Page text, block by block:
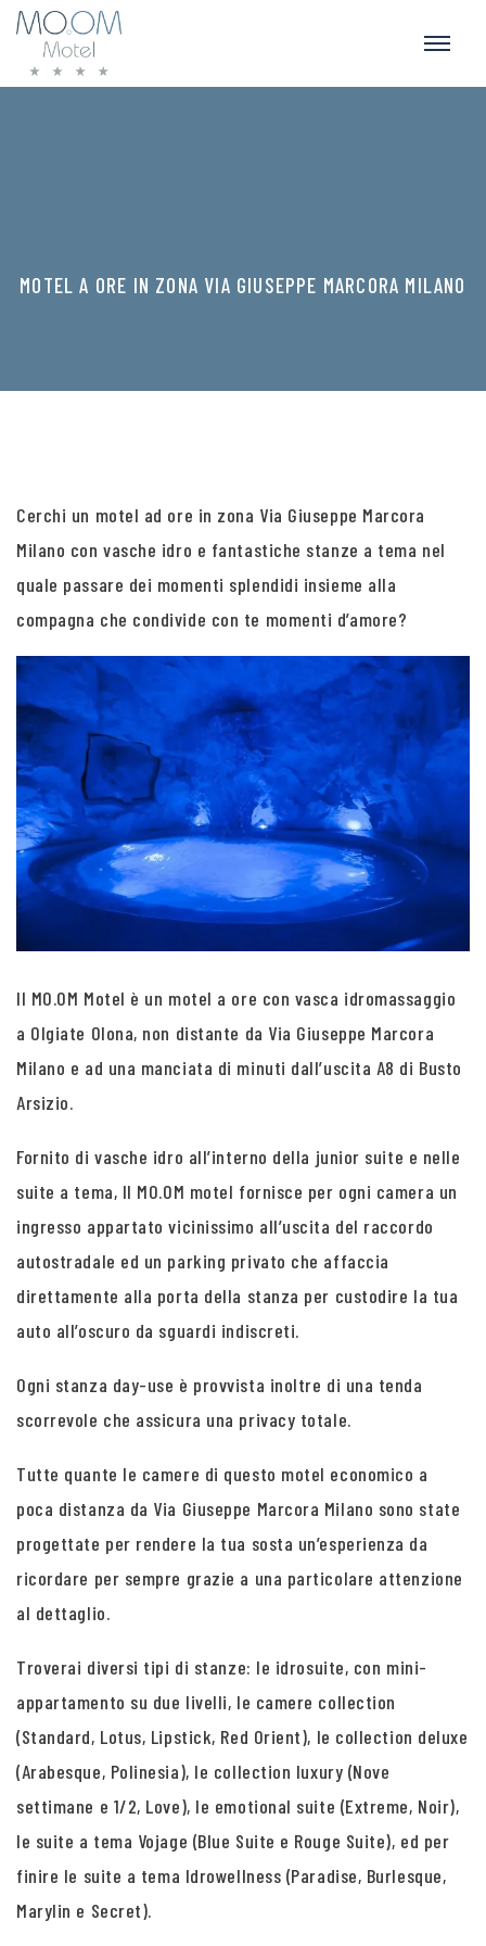
MOTEL A ORE IN ZONA VIA GIUSEPPE MARCORA MILANO
Cerchi un motel ad ore in zona Via Giuseppe Marcora
Milano con vasche idro e fantastiche stanze a tema nel
quale passare dei momenti splendidi insieme alla
compagna che condivide con te momenti d’amore?
Il MO.OM Motel è un motel a ore con vasca idromassaggio
a Olgiate Olona, non distante da Via Giuseppe Marcora
Milano e ad una manciata di minuti dall’uscita A8 di Busto
Arsizio.
Fornito di vasche idro all’interno della junior suite e nelle
suite a tema, Il MO.OM motel fornisce per ogni camera un
ingresso appartato vicinissimo all’uscita del raccordo
autostradale ed un parking privato che affaccia
direttamente alla porta della stanza per custodire la tua
auto all’oscuro da sguardi indiscreti.
Ogni stanza day-use è provvista inoltre di una tenda
scorrevole che assicura una privacy totale.
Tutte quante le camere di questo motel economico a
poca distanza da Via Giuseppe Marcora Milano sono state
progettate per rendere la tua sosta un’esperienza da
ricordare per sempre grazie a una particolare attenzione
al dettaglio.
Troverai diversi tipi di stanze: le idrosuite, con mini-
appartamento su due livelli, le camere collection
(Standard, Lotus, Lipstick, Red Orient), le collection deluxe
(Arabesque, Polinesia), le collection luxury (Nove
settimane e 1/2, Love), le emotional suite (Extreme, Noir),
le suite a tema Vojage (Blue Suite e Rouge Suite), ed per
finire le suite a tema Idrowellness (Paradise, Burlesque,
Marylin e Secret).